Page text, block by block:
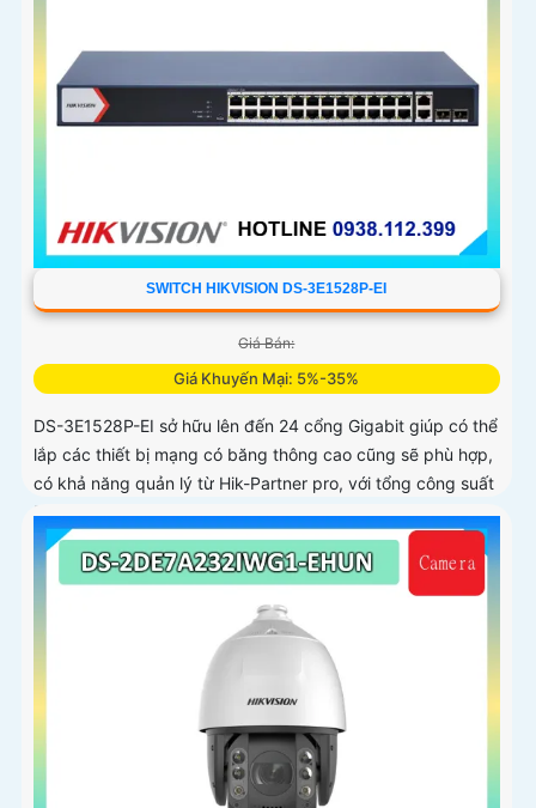
SWITCH HIKVISION DS-3E1528P-EI
Giá Bán:
Giá Khuyến Mại: 5%-35%
DS-3E1528P-EI sở hữu lên đến 24 cổng Gigabit giúp có thể
lắp các thiết bị mạng có băng thông cao cũng sẽ phù hợp,
có khả năng quản lý từ Hik-Partner pro, với tổng công suất
PoE lên đến 230W, truyền dữ liệu lên đến 300m, vỏ kim
loại, chông sét 6kV